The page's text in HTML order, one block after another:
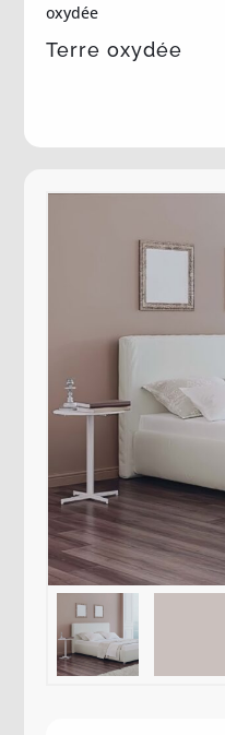
oxydée
Terre oxydée